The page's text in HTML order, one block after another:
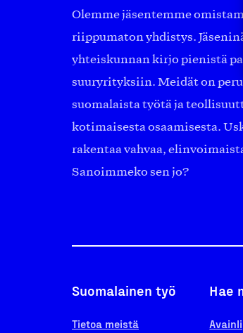
Olemme jäsentemme
riippumaton yhdistys.
yhteiskunnan kirjo pienistä
suuryrityksiin. Meidät on
suomalaista työtä ja
kotimaisesta osaamisesta.
rakentaa vahvaa,
Sanoimmeko sen jo?
Suomalainen työ
Tietoa meistä
Hae